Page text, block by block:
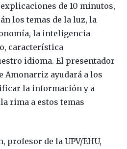
de 10 minutos,
los temas de la luz, la
la inteligencia
característica
idioma. El presentador
ayudará a los
la información y a
rima a estos temas
profesor de la UPV/EHU,